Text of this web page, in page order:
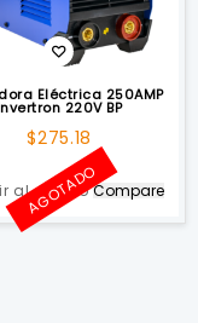
Eléctrica 250AMP
220V BP
$275.18
al carrito
AGOTADOCompare